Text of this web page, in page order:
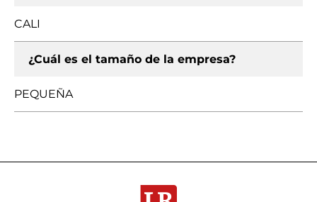
CALI
¿Cuál es el tamaño de la empresa?
PEQUEÑA